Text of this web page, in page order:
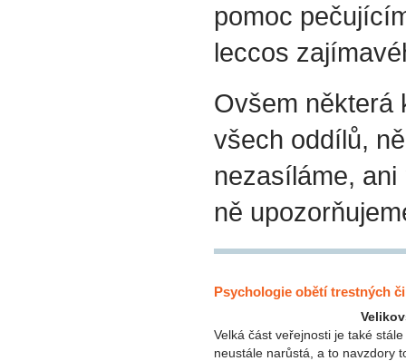
pomoc
leccos
Ovšem některá
všech oddílů,
nezasíláme,
ně
Psychologie obětí trestných
Velká část veřejnosti je také
neustále narůstá, a to navzdory